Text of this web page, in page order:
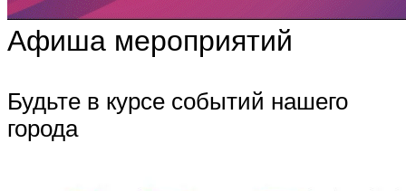
Афиша мероприятий
Будьте в курсе событий нашего
города